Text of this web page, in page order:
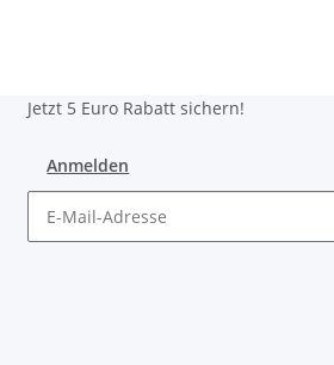
Jetzt 5 Euro Rabatt sichern!
Anmelden